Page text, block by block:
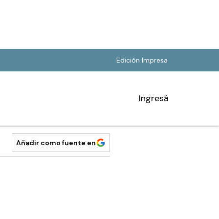
Edición Impresa
Ingresá
Añadir como fuente en